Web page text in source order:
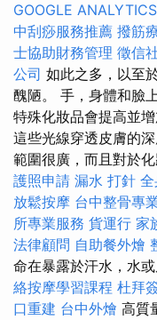
GOOGLE ANALYTICS
中刮痧服務推薦 撥筋
士協助財務管理 徵信
公司 如此之多，以至
醜陋。 手，身體和臉
特殊化妝品會提高並
這些光線穿透皮膚的
範圍很廣，而且對於
護照申請 漏水 打針
放鬆按摩 台中整骨專
所專業服務 貨運行 家
法律顧問 自助餐外燴
命在暴露於汗水，水
絡按摩學習課程 杜拜
口重建 台中外燴 高質